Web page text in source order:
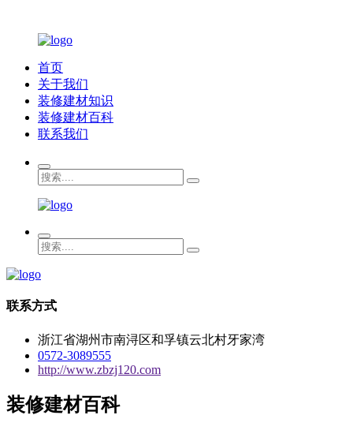
首页
关于我们
装修建材知识
装修建材百科
联系我们
联系方式
浙江省湖州市南浔区和孚镇云北村牙家湾
0572-3089555
http://www.zbzj120.com
装修建材百科